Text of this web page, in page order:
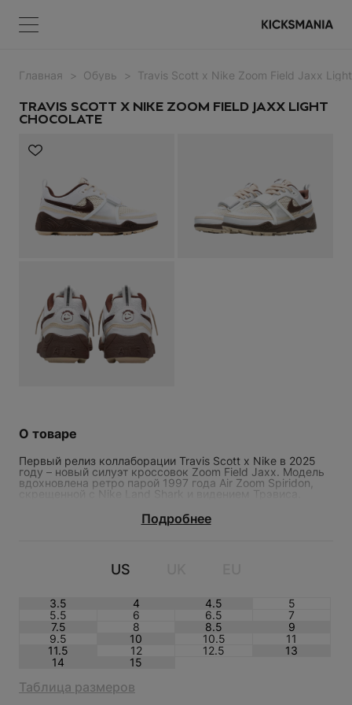
Главная Обувь Travis Scott x Nike Zoom Field Jaxx
TRAVIS SCOTT X NIKE ZOOM FIELD JAXX LIGHT
CHOCOLATE
О товаре
Первый релиз коллаборации Travis Scott x Nike в 2025
году – новый силуэт кроссовок Zoom Field Jaxx. Модель
вдохновлена ретро парой 1997 года Air Zoom Spiridon,
скрещенной с Nike Land Shark и видением Трэвиса.
межподошве (дань Land Shark, изначально, кроссовки
даже планировали назвать “Shark-a-Don”) и акцентная
Подробнее
US
3.5 4 4.5
5
5.5
6 6.5
7
7.5
8 8.5
9
9.5
10 10.5
11
11.5
12 12.5
13
14
15
Таблица размеров
Меню ВОЙТИ
Регистрация
Забыли пароль?
TRAVIS SCOTT X NIKE ZOOM
Меню КОРЗИНА